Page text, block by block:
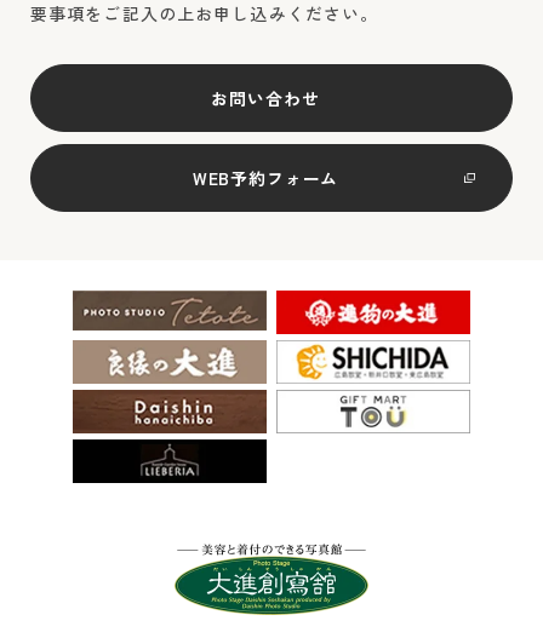
要事項をご記入の上お申し込みください。
お問い合わせ
WEB予約フォーム